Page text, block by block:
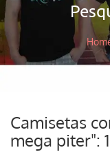
Camisetas
mega piter": 1